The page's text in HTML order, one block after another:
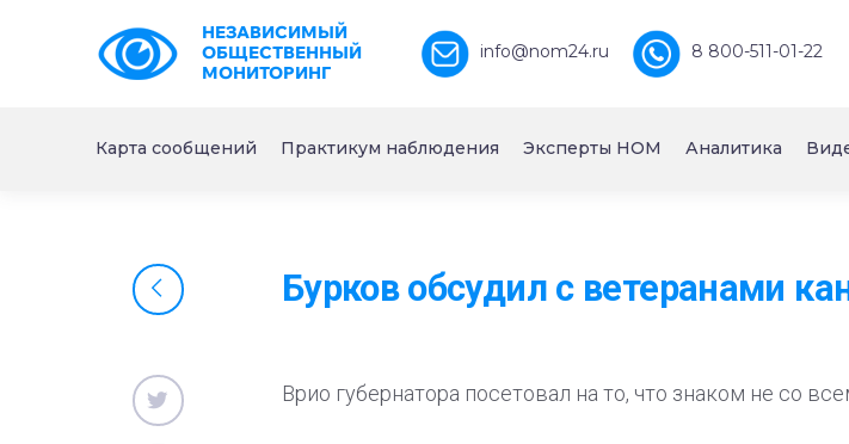
НЕЗАВИСИМЫЙ
ОБЩЕСТВЕННЫЙ
МОНИТОРИНГ
info@nom24.ru 8 800-511-01-22
Карта сообщений Практикум наблюдения Эксперты НОМ Аналитика
Бурков обсудил с ветеранами
Врио губернатора посетовал на то, что знаком не со